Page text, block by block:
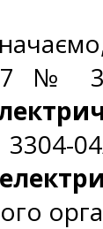
№